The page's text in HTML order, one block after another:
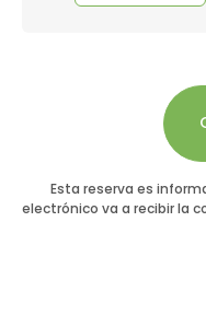
Esta reserva es
electrónico va a recibir la